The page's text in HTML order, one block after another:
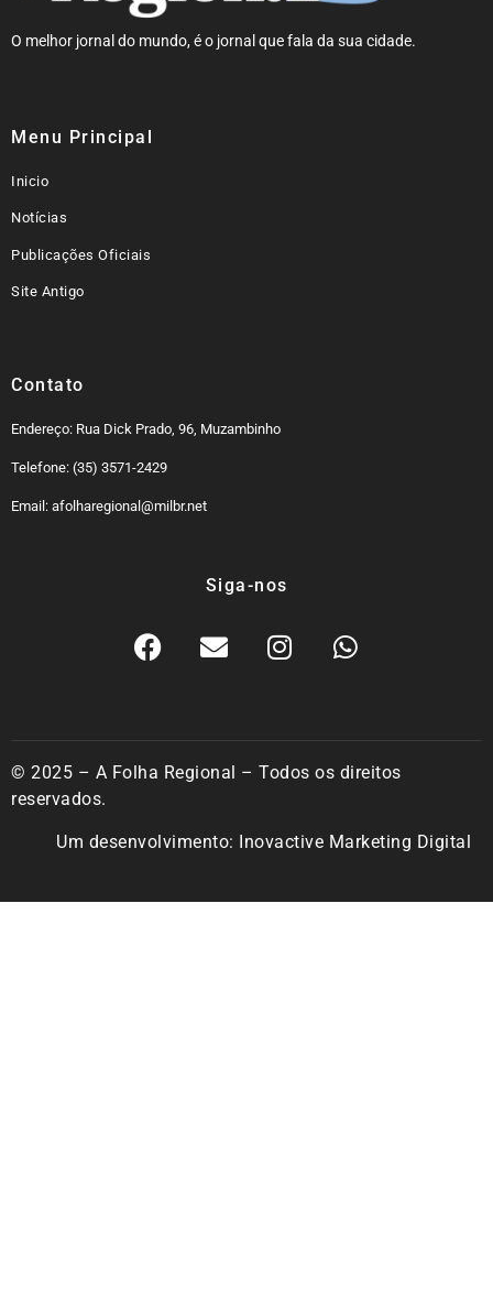
O melhor jornal do mundo, é o jornal que fala da sua cidade.
Menu Principal
Inicio
Notícias
Publicações Oficiais
Site Antigo
Contato
Endereço: Rua Dick Prado, 96, Muzambinho
Telefone: (35) 3571-2429
Email: afolharegional@milbr.net
Siga-nos
© 2025 – A Folha Regional – Todos os direitos
reservados.
Um desenvolvimento: Inovactive Marketing Digital